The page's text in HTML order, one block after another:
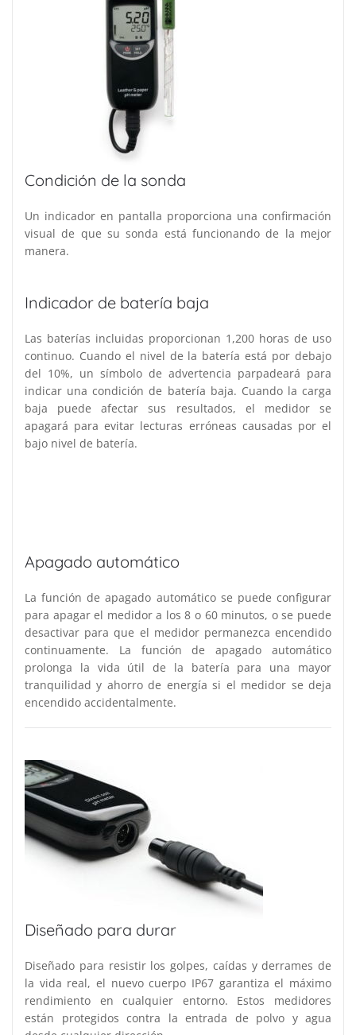
Condición de la sonda
Un indicador en pantalla proporciona una confirmación
visual de que su sonda está funcionando de la mejor
manera.
Indicador de batería baja
Las baterías incluidas proporcionan 1,200 horas de uso
continuo. Cuando el nivel de la batería está por debajo
del 10%, un símbolo de advertencia parpadeará para
indicar una condición de batería baja. Cuando la carga
baja puede afectar sus resultados, el medidor se
apagará para evitar lecturas erróneas causadas por el
bajo nivel de batería.
Apagado automático
La función de apagado automático se puede configurar
para apagar el medidor a los 8 o 60 minutos, o se puede
desactivar para que el medidor permanezca encendido
continuamente. La función de apagado automático
prolonga la vida útil de la batería para una mayor
tranquilidad y ahorro de energía si el medidor se deja
encendido accidentalmente.
Diseñado para durar
Diseñado para resistir los golpes, caídas y derrames de
la vida real, el nuevo cuerpo IP67 garantiza el máximo
rendimiento en cualquier entorno. Estos medidores
están protegidos contra la entrada de polvo y agua